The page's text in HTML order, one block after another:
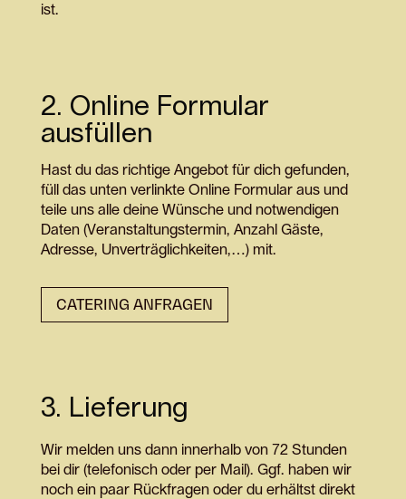
ist.
2. Online Formular
ausfüllen
Hast du das richtige Angebot für dich gefunden,
füll das unten verlinkte Online Formular aus und
teile uns alle deine Wünsche und notwendigen
Daten (Veranstaltungstermin, Anzahl Gäste,
Adresse, Unverträglichkeiten,…) mit.
CATERING ANFRAGEN
3. Lieferung
Wir melden uns dann innerhalb von 72 Stunden
bei dir (telefonisch oder per Mail). Ggf. haben wir
noch ein paar Rückfragen oder du erhältst direkt